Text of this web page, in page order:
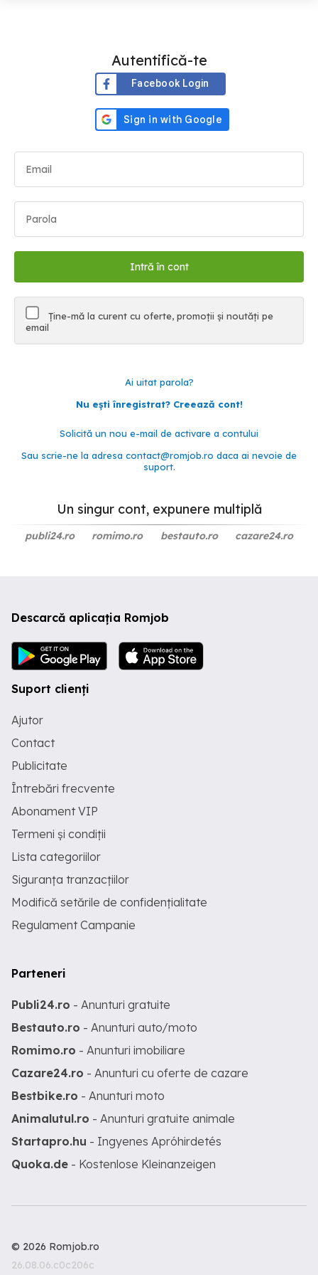
Autentifică-te
Facebook Login
Ține-mă la curent cu oferte, promoții și noutăți pe
email
Ai uitat parola?
Nu ești înregistrat? Creează cont!
Solicită un nou e-mail de activare a contului
Sau scrie-ne la adresa contact@romjob.ro daca ai nevoie de
suport.
Un singur cont, expunere multiplă
publi24.ro romimo.ro bestauto.ro cazare24.ro
Descarcă aplicația Romjob
Suport clienți
Ajutor
Contact
Publicitate
Întrebări frecvente
Abonament VIP
Termeni și condiții
Lista categoriilor
Siguranța tranzacțiilor
Modifică setările de confidențialitate
Regulament Campanie
Parteneri
Publi24.ro - Anunturi gratuite
Bestauto.ro - Anunturi auto/moto
Romimo.ro - Anunturi imobiliare
Cazare24.ro - Anunturi cu oferte de cazare
Bestbike.ro - Anunturi moto
Animalutul.ro - Anunturi gratuite animale
Startapro.hu - Ingyenes Apróhirdetés
Quoka.de - Kostenlose Kleinanzeigen
© 2026 Romjob.ro
26.08.06.c0c206c